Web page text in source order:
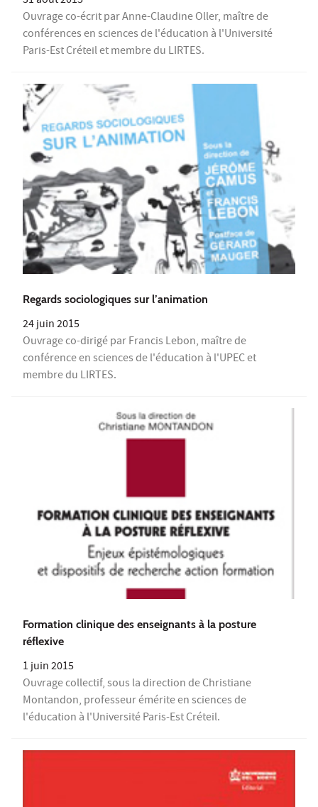
Ouvrage co-écrit par Anne-Claudine Oller, maître de
conférences en sciences de l'éducation à l'Université
Paris-Est Créteil et membre du LIRTES.
Regards sociologiques sur l’animation
24 juin 2015
Ouvrage co-dirigé par Francis Lebon, maître de
conférence en sciences de l'éducation à l'UPEC et
membre du LIRTES.
Formation clinique des enseignants à la posture
réflexive
1 juin 2015
Ouvrage collectif, sous la direction de Christiane
Montandon, professeur émérite en sciences de
l'éducation à l'Université Paris-Est Créteil.